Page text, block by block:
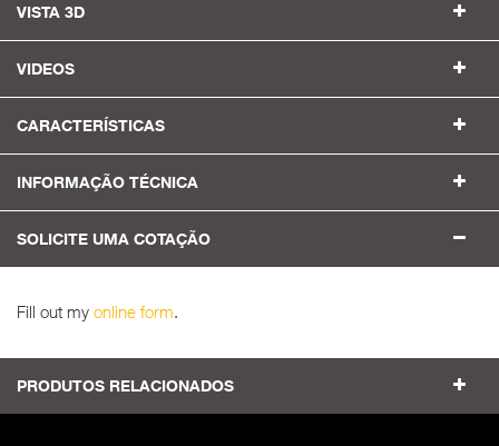
VISTA 3D
VIDEOS
CARACTERÍSTICAS
INFORMAÇÃO TÉCNICA
SOLICITE UMA COTAÇÃO
Fill out my online form.
PRODUTOS RELACIONADOS